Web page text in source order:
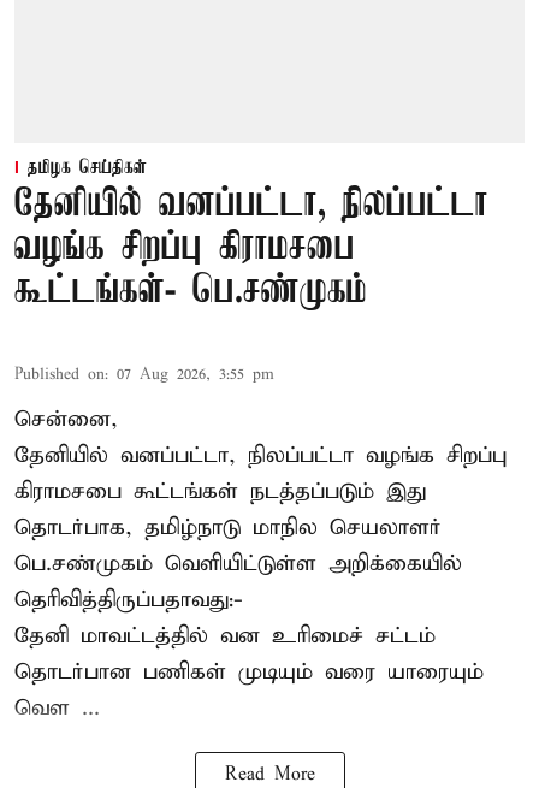
தமிழக செய்திகள்
தேனியில் வனப்பட்டா, நிலப்பட்டா
வழங்க சிறப்பு கிராமசபை
கூட்டங்கள்- பெ.சண்முகம்
Published on: 07 Aug 2026, 3:55 pm
சென்னை,
தேனியில் வனப்பட்டா, நிலப்பட்டா வழங்க சிறப்பு
கிராமசபை கூட்டங்கள் நடத்தப்படும் இது
தொடர்பாக, தமிழ்நாடு மாநில செயலாளர்
பெ.சண்முகம் வெளியிட்டுள்ள அறிக்கையில்
தெரிவித்திருப்பதாவது:-
தேனி மாவட்டத்தில் வன உரிமைச் சட்டம்
தொடர்பான பணிகள் முடியும் வரை யாரையும்
வெள ...
Read More